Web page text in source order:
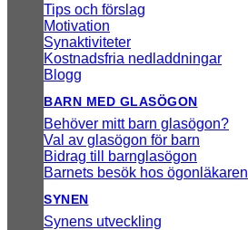
Tips och förslag
Motivation
Synaktiviteter
Kostnadsfria nedladdningar
Blogg
BARN MED GLASÖGON
Behöver mitt barn glasögon?
Val av glasögon för barn
Bidrag till barnglasögon
Barnets besök hos ögonläkaren
SYNEN
Synens utveckling